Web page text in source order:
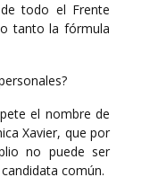
todo el Frente
tanto la fórmula
el nombre de
Xavier, que por
no puede ser
común.